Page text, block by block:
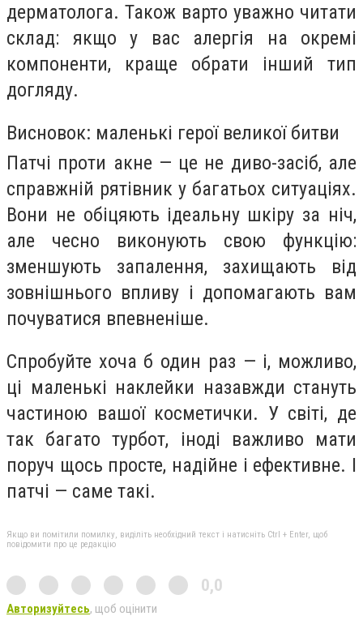
дерматолога. Також варто уважно читати
склад: якщо у вас алергія на окремі
компоненти, краще обрати інший тип
догляду.
Висновок: маленькі герої великої битви
Патчі проти акне — це не диво-засіб, але
справжній рятівник у багатьох ситуаціях.
Вони не обіцяють ідеальну шкіру за ніч,
але чесно виконують свою функцію:
зменшують запалення, захищають від
зовнішнього впливу і допомагають вам
почуватися впевненіше.
Спробуйте хоча б один раз — і, можливо,
ці маленькі наклейки назавжди стануть
частиною вашої косметички. У світі, де
так багато турбот, іноді важливо мати
поруч щось просте, надійне і ефективне. І
патчі — саме такі.
Якщо ви помітили помилку, виділіть необхідний текст і натисніть Ctrl + Enter, щоб
повідомити про це редакцію
0,0
Авторизуйтесь, щоб оцінити